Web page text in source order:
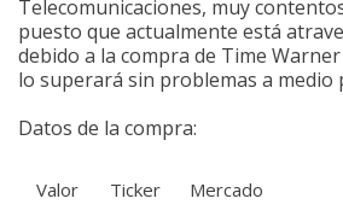
Telecomunicaciones, muy
puesto que actualmente está
debido a la compra de Time
lo superará sin problemas a medio
Datos de la compra:
Valor Ticker Mercado